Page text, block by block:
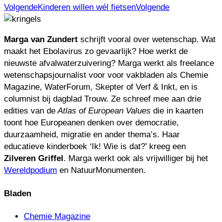
VolgendeKinderen willen wél fietsenVolgende
Marga van Zundert schrijft vooral over wetenschap. Wat
maakt het Ebolavirus zo gevaarlijk? Hoe werkt de
nieuwste afvalwaterzuivering? Marga werkt als freelance
wetenschapsjournalist voor voor vakbladen als Chemie
Magazine, WaterForum, Skepter of Verf & Inkt, en is
columnist bij dagblad Trouw. Ze schreef mee aan drie
edities van deAtlas of European Values die in kaarten
toont hoe Europeanen denken over democratie,
duurzaamheid, migratie en ander thema’s. Haar
educatieve kinderboek ‘Ik! Wie is dat?’ kreeg een
Zilveren Griffel. Marga werkt ook als vrijwilliger bij het
Wereldpodium en NatuurMonumenten.
Bladen
Chemie Magazine